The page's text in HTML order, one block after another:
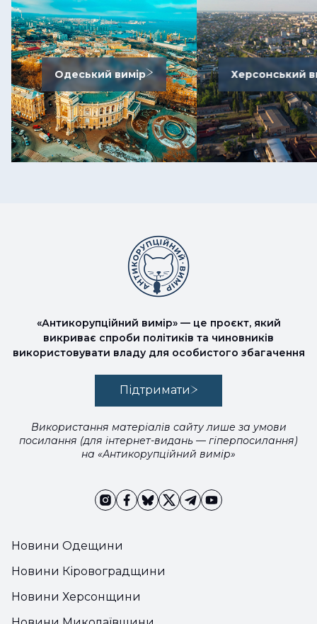
Одеський вимір Херсонський
Новини Одещини
Новини Кіровоградщини
Новини Херсонщини
«Антикорупційний вимір» — це проєкт, який
викриває спроби політиків та чиновників
використовувати владу для особистого збагачення
Підтримати
Використання матеріалів сайту лише за умови
посилання (для інтернет-видань — гіперпосилання)
на «Антикорупційний вимір»